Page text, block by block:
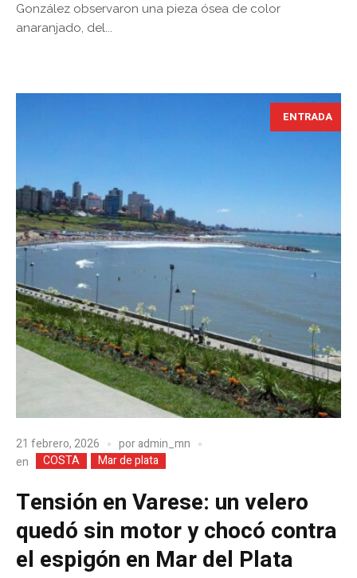
González observaron una pieza ósea de color
anaranjado, del...
ENTRADA
21 febrero, 2026 poradmin_mn
en
COSTA Mar de plata
Tensión en Varese: un velero
quedó sin motor y chocó contra
el espigón en Mar del Plata